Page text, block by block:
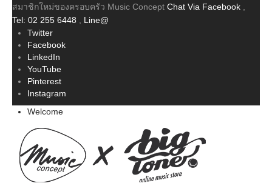
สมาชิกใหม่ของครอบครัว Music Concept Chat Via Facebook
Tel: 02 255 6448
Line@
Twitter
Facebook
LinkedIn
YouTube
Pinterest
Instagram
Welcome